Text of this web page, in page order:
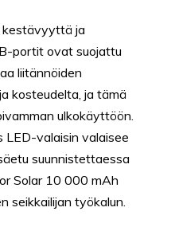
kestävyyttä ja
portit ovat suojattu
liitännöiden
kosteudelta, ja tämä
ulkokäyttöön.
LED-valaisin valaisee
suunnistettaessa
Solar 10 000 mAh
seikkailijan työkalun.